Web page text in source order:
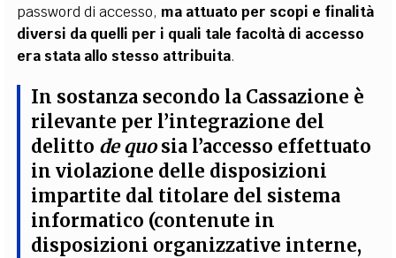
password di accesso, ma attuato per scopi e finalità
diversi da quelli per i quali tale facoltà di accesso
era stata allo stesso attribuita.
In sostanza secondo la Cassazione è
rilevante per l’integrazione del
delitto de quosia l’accesso effettuato
in violazione delle disposizioni
impartite dal titolare del sistema
informatico (contenute in
disposizioni organizzative interne,